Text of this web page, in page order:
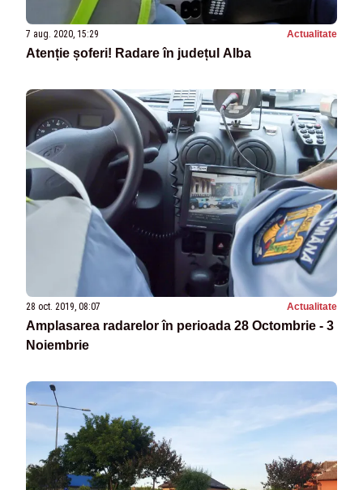
7 aug. 2020, 15:29 Actualitate
Atenție șoferi! Radare în județul Alba
28 oct. 2019, 08:07 Actualitate
Amplasarea radarelor în perioada 28 Octombrie - 3
Noiembrie